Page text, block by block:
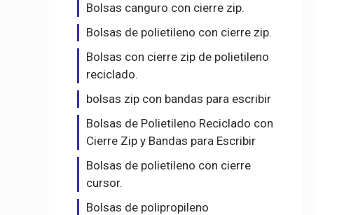
Bolsas canguro con cierre zip.
Bolsas de polietileno con cierre zip.
Bolsas con cierre zip de polietileno
reciclado.
bolsas zip con bandas para escribir
Bolsas de Polietileno Reciclado con
Cierre Zip y Bandas para Escribir
Bolsas de polietileno con cierre
cursor.
Bolsas de polipropileno